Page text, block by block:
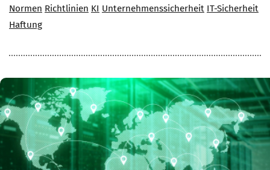
Normen Richtlinien KI Unternehmenssicherheit IT-Sicherheit
Haftung